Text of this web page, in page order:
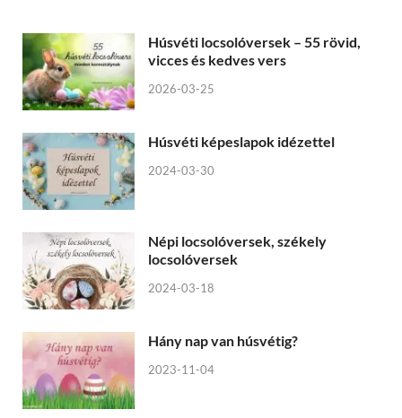
Húsvéti locsolóversek – 55 rövid,
vicces és kedves vers
2026-03-25
Húsvéti képeslapok idézettel
2024-03-30
Népi locsolóversek, székely
locsolóversek
2024-03-18
Hány nap van húsvétig?
2023-11-04